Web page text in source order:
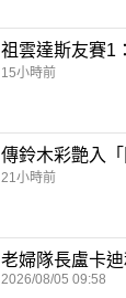
祖雲達斯友賽1
15小時前
傳鈴木彩艶入
21小時前
老婦隊長盧卡
2026/08/05 09:58